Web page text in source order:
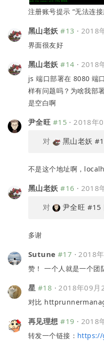
注册账号提示 “无法连
黑山老妖 #13 · 2018
界面很友好
黑山老妖 #14 · 2018
js 端口部署在 8080 端
样有问题吗？为啥我部
是空白啊
尹全旺 #15 · 2018年
对
黑山老妖
不是这个地址啊，
黑山老妖 #16 · 2018
对
尹全旺 #15
多谢
Sutune #17 · 2018
赞！ 一个人就是一个团
星 #18 · 2018年09月
对比
再见理想 #19 · 2018
转发一个链接： https://